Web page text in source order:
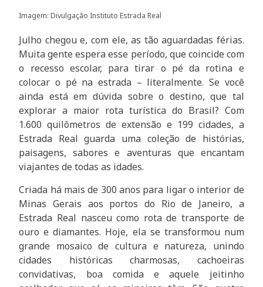
Imagem: Divulgação Instituto Estrada Real
Julho chegou e, com ele, as tão aguardadas férias.
Muita gente espera esse período, que coincide com
o recesso escolar, para tirar o pé da rotina e
colocar o pé na estrada – literalmente. Se você
ainda está em dúvida sobre o destino, que tal
explorar a maior rota turística do Brasil? Com
1.600 quilômetros de extensão e 199 cidades, a
Estrada Real guarda uma coleção de histórias,
paisagens, sabores e aventuras que encantam
viajantes de todas as idades.
Criada há mais de 300 anos para ligar o interior de
Minas Gerais aos portos do Rio de Janeiro, a
Estrada Real nasceu como rota de transporte de
ouro e diamantes. Hoje, ela se transformou num
grande mosaico de cultura e natureza, unindo
cidades históricas charmosas, cachoeiras
convidativas, boa comida e aquele jeitinho